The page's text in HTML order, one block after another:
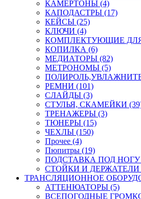
КАМЕРТОНЫ (4)
КАПОДАСТРЫ (17)
КЕЙСЫ (25)
КЛЮЧИ (4)
КОМПЛЕКТУЮЩИЕ ДЛЯ
КОПИЛКА (6)
МЕДИАТОРЫ (82)
МЕТРОНОМЫ (5)
РЕМНИ (101)
СЛАЙДЫ (3)
СТУЛЬЯ, СКАМЕЙКИ
ТРЕНАЖЕРЫ (3)
ТЮНЕРЫ (15)
ЧЕХЛЫ (150)
Прочее (4)
Пюпитры (19)
ПОДСТАВКА ПОД НОГУ
СТОЙКИ И ДЕРЖАТЕЛИ
ТРАНСЛЯЦИОННОЕ
АТТЕНЮАТОРЫ (5)
ВСЕПОГОДНЫЕ